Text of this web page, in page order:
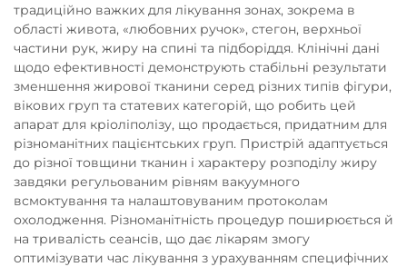
традиційно важких для лікування зонах, зокрема в
області живота, «любовних ручок», стегон, верхньої
частини рук, жиру на спині та підборіддя. Клінічні дані
щодо ефективності демонструють стабільні результати
зменшення жирової тканини серед різних типів фігури,
вікових груп та статевих категорій, що робить цей
апарат для кріоліполізу, що продається, придатним для
різноманітних пацієнтських груп. Пристрій адаптується
до різної товщини тканин і характеру розподілу жиру
завдяки регульованим рівням вакуумного
всмоктування та налаштовуваним протоколам
охолодження. Різноманітність процедур поширюється й
на тривалість сеансів, що дає лікарям змогу
оптимізувати час лікування з урахуванням специфічних